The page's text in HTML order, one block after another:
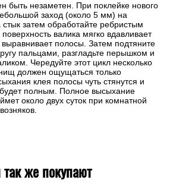
быть незаметен. При поклейке нового
заход (около 5 мм) на
затем обработайте ребристым
валика мягко вдавливает
полосы. Затем подтяните
пальцами, разгладьте перышком и
Чередуйте этот цикл несколько
должен ощущаться только
клея полосы чуть стянутся и
полным. Полное высыхание
около двух суток при комнатной
же покупают